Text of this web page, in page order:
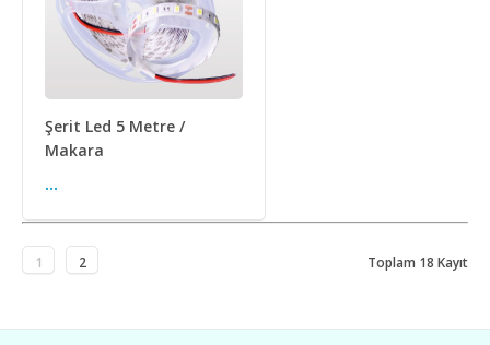
Şerit Led 5 Metre /
Makara
...
1 2 Toplam 18 Kayıt